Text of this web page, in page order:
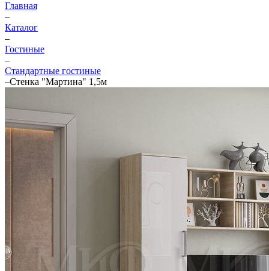
Главная
–
Каталог
–
Гостиные
–
Стандартные гостиные
–Стенка "Мартина" 1,5м